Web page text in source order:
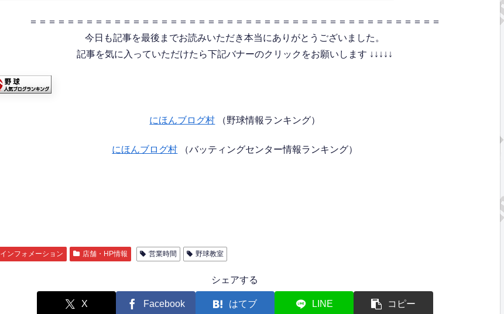
＝＝＝＝＝＝＝＝＝＝＝＝＝＝＝＝＝＝＝＝＝＝＝＝＝＝＝＝＝＝＝＝＝＝＝＝＝＝＝＝＝＝＝＝
今日も記事を最後までお読みいただき本当にありがとうございました。
記事を気に入っていただけたら下記バナーのクリックをお願いします ↓↓↓↓↓
にほんブログ村 （野球情報ランキング）
にほんブログ村 （バッティングセンター情報ランキング）
インフォメーション 店舗・HP情報 営業時間 野球教室
シェアする
X Facebook はてブ LINE コピー